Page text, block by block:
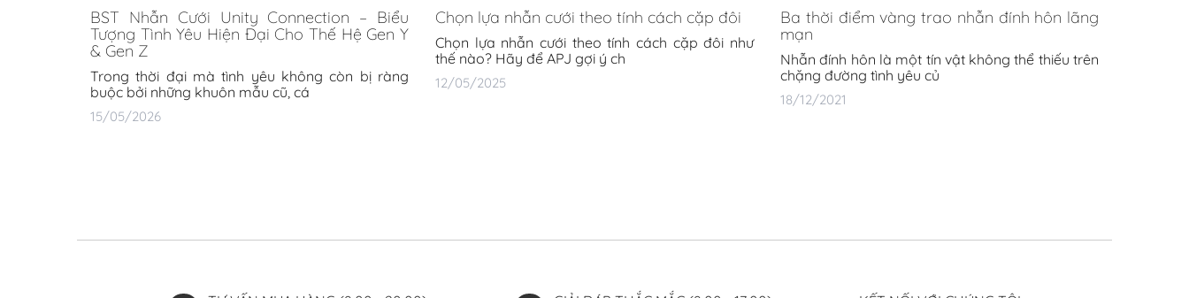
BST Nhẫn Cưới Unity Connection – Biểu
Tượng Tình Yêu Hiện Đại Cho Thế Hệ Gen Y
& Gen Z
Trong thời đại mà tình yêu không còn bị ràng
buộc bởi những khuôn mẫu cũ, cá
15/05/2026
Chọn lựa nhẫn cưới theo tính cách cặp đôi
Chọn lựa nhẫn cưới theo tính cách cặp đôi như
thế nào? Hãy để APJ gợi ý ch
12/05/2025
Ba thời điểm vàng trao nhẫn đính hôn lãng
mạn
Nhẫn đính hôn là một tín vật không thể thiếu trên
chặng đường tình yêu củ
18/12/2021